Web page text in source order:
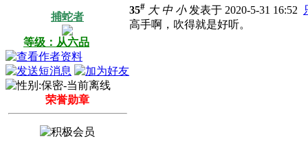
捕蛇者
等级：从六品
荣誉勋章
35# 大 中 小发表于 2020-5-31 16:52
高手啊，吹得就是好听。